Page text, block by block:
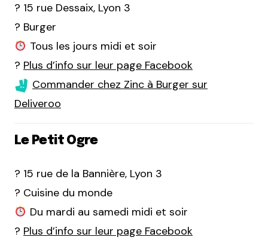
? 15 rue Dessaix, Lyon 3
? Burger
Tous les jours midi et soir
? Plus d’info sur leur page Facebook
Commander chez Zinc à Burger sur
Deliveroo
Le Petit Ogre
? 15 rue de la Bannière, Lyon 3
? Cuisine du monde
Du mardi au samedi midi et soir
? Plus d’info sur leur page Facebook